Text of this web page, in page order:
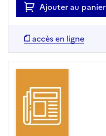
Ajouter au panier
accès en ligne